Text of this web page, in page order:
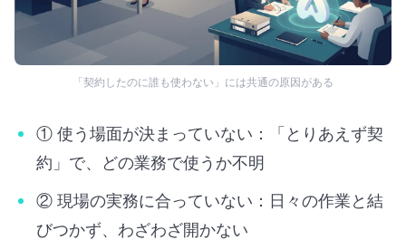
「契約したのに誰も使わない」には共通の原因がある
① 使う場面が決まっていない：「とりあえず契
約」で、どの業務で使うか不明
② 現場の実務に合っていない：日々の作業と結
びつかず、わざわざ開かない